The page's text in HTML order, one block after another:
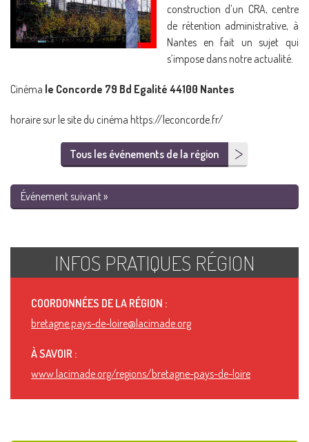
construction d’un CRA, centre
de rétention administrative, à
Nantes en fait un sujet qui
s’impose dans notre actualité.
Cinéma le Concorde 79 Bd Egalité 44100 Nantes
horaire sur le site du cinéma https://leconcorde.fr/
Tous les événements de la région
Événement suivant »
INFOS PRATIQUES RÉGION
COORDONNÉES DE LA RÉGION :
bretagne.pays-de-loire@lacimade.org
À SAVOIR :
www.lacimade.org/regions/bretagne-pays-de-loire